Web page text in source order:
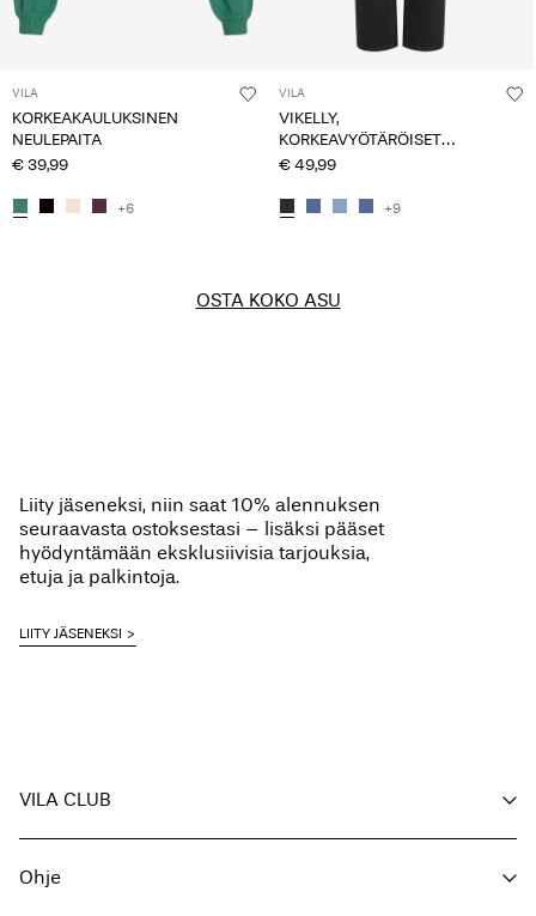
VILA
KORKEAKAULUKSINEN
NEULEPAITA
€ 39,99
+6
VILA
VIKELLY,
KORKEAVYÖTÄRÖISET
SUORALAHKEISET FARKUT
€ 49,99
+9
OSTA KOKO ASU
Liity jäseneksi, niin saat 10% alennuksen
seuraavasta ostoksestasi – lisäksi pääset
hyödyntämään eksklusiivisia tarjouksia,
etuja ja palkintoja.
LIITY JÄSENEKSI
VILA CLUB
Liity jäseneksi
Ohje